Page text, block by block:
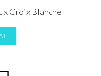
Croix Blanche